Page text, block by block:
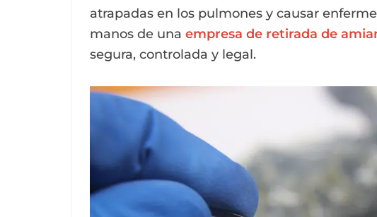
atrapadas en los pulmones y causar
manos de una empresa de retirada de
segura, controlada y legal.